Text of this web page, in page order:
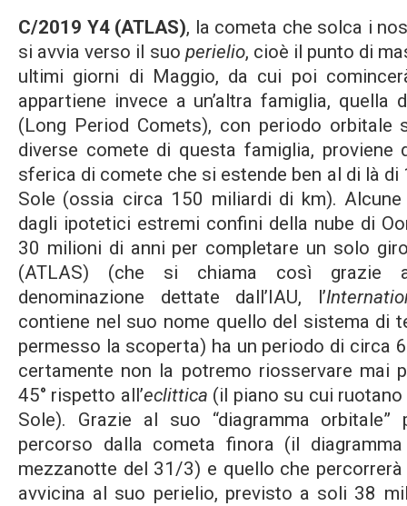
C/2019 Y4 (ATLAS), la cometa che solca i
si avvia verso il suo perielio, cioè il punto di
ultimi giorni di Maggio, da cui poi
appartiene invece a un’altra famiglia, quella
(Long Period Comets), con periodo orbitale
diverse comete di questa famiglia, proviene
sferica di comete che si estende ben al di là
Sole (ossia circa 150 miliardi di km).
dagli ipotetici estremi confini della nube di
30 milioni di anni per completare un solo
(ATLAS) (che si chiama così grazie
denominazione dettate dall’IAU, l’
contiene nel suo nome quello del sistema di
permesso la scoperta) ha un periodo di circa
certamente non la potremo riosservare mai
45° rispetto all’eclittica (il piano su cui
Sole). Grazie al suo “diagramma
percorso dalla cometa finora (il
mezzanotte del 31/3) e quello che
avvicina al suo perielio, previsto a soli 38